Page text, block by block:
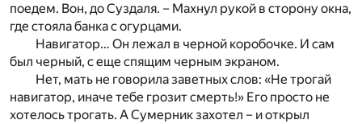
поедем. Вон, до Суздаля. – Махнул рукой в сторону окна,
где стояла банка с огурцами.
Навигатор… Он лежал в черной коробочке. И сам
был черный, с еще спящим черным экраном.
Нет, мать не говорила заветных слов: «Не трогай
навигатор, иначе тебе грозит смерть!» Его просто не
хотелось трогать. А Сумерник захотел – и открыл